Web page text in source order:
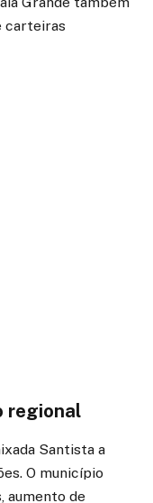
carteiras
regional
Santista a
O município
aumento de